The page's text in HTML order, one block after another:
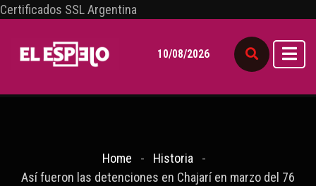
Certificados SSL Argentina
10/08/2026
Home
Historia
Así fueron las detenciones en Chajarí en marzo del 76